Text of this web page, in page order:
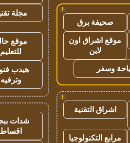
!
صحيفة برق
موقع اشراق اون
لاين
وسفر
!
اشراق التقنية
مرابع التكنولوجيا
مجلة
موقع
للتعليم
هيدب
وترفيه
شدات
اقساط